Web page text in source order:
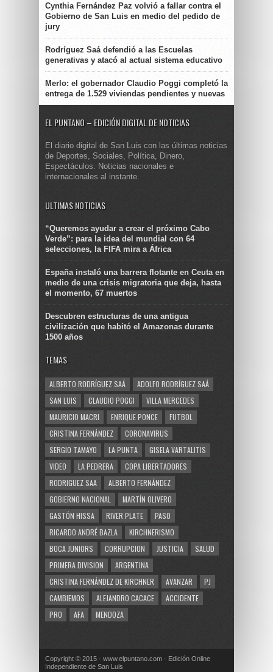
Cynthia Fernández Paz volvió a fallar contra el
Gobierno de San Luis en medio del pedido de
jury
Rodríguez Saá defendió a las Escuelas
generativas y atacó al actual sistema educativo
Merlo: el gobernador Claudio Poggi completó la
entrega de 1.529 viviendas pendientes y nuevas
EL PUNTANO – EDICIÓN DIGITAL DE NOTICIAS
El diario digital de San Luis con las últimas noticias
de Deportes, Sociales, Política, Dinero,
Espectáculos. Noticias nacionales e
internacionales al instante.
ULTIMAS NOTICIAS
“Queremos ayudar a crear el próximo Cabo
Verde”: para la idea del mundial con 64
selecciones, la FIFA mira a África
España instaló una barrera flotante en Ceuta en
medio de una crisis migratoria que deja, hasta
el momento, 67 muertos
Descubren estructuras de una antigua
civilización que habitó el Amazonas durante
1500 años
TEMAS
ALBERTO RODRÍGUEZ SAÁ
ADOLFO RODRÍGUEZ SAÁ
SAN LUIS
CLAUDIO POGGI
VILLA MERCEDES
MAURICIO MACRI
ENRIQUE PONCE
FUTBOL
CRISTINA FERNÁNDEZ
CORONAVIRUS
SERGIO TAMAYO
LA PUNTA
GISELA VARTALITIS
VIDEO
LA PEDRERA
COPA LIBERTADORES
RODRIGUEZ SAA
ALBERTO FERNÁNDEZ
GOBIERNO NACIONAL
MARTÍN OLIVERO
GASTÓN HISSA
RIVER PLATE
PASO
RICARDO ANDRÉ BAZLA
KIRCHNERISMO
BOCA JUNIORS
CORRUPCION JUSTICIA
SALUD
PRIMERA DIVISION
ARGENTINA
CRISTINA FERNÁNDEZ DE KIRCHNER
AVANZAR
PJ
CAMBIEMOS
ALEJANDRO CACACE
ACCIDENTE
PRO
AFA MENDOZA
Copyright © 2015 · www.elpuntano.com · Edición Online
Independiente de San Luis